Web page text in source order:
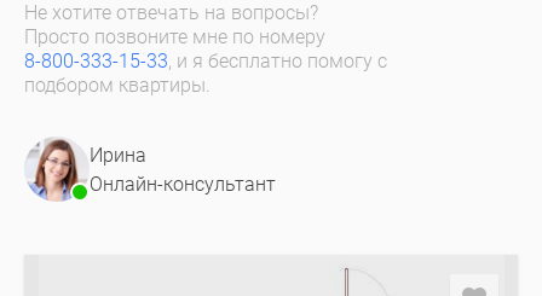
Не хотите отвечать на вопросы?
Просто позвоните мне по номеру
8-800-333-15-33, и я бесплатно помогу с
подбором квартиры.
Ирина
Онлайн-консультант